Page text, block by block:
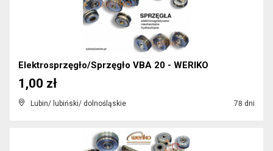
Elektrosprzęgło/Sprzęgło VBA 20 - WERIKO
Lubin/ lubiński/ dolnośląskie 78 dni
1,00 zł